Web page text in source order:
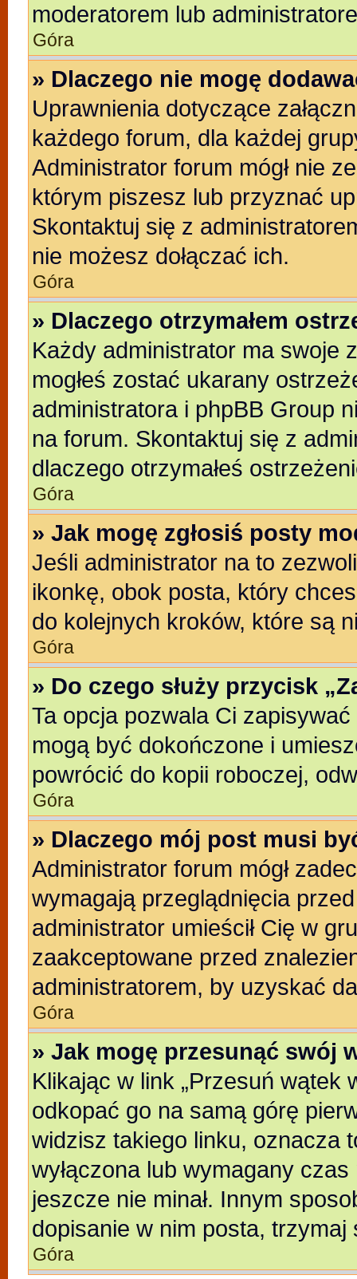
moderatorem lub
Góra
» Dlaczego nie mogę
Uprawnienia dotyczące
każdego forum, dla każdej
Administrator forum mógł nie
którym piszesz lub przyznać
Skontaktuj się z
nie możesz dołączać ich.
Góra
» Dlaczego otrzymałem
Każdy administrator ma swoje
mogłeś zostać ukarany
administratora i phpBB Group
na forum. Skontaktuj się z
dlaczego otrzymałeś
Góra
» Jak mogę zgłosiś posty
Jeśli administrator na to
ikonkę, obok posta, który
do kolejnych kroków, które są
Góra
» Do czego służy przycisk
Ta opcja pozwala Ci
mogą być dokończone i
powrócić do kopii roboczej,
Góra
» Dlaczego mój post musi
Administrator forum mógł
wymagają przeglądnięcia
administrator umieścił Cię w
zaakceptowane przed
administratorem, by uzyskać
Góra
» Jak mogę przesunąć swój
Klikając w link „Przesuń wątek
odkopać go na samą górę
widzisz takiego linku, oznacza
wyłączona lub wymagany
jeszcze nie minał. Innym
dopisanie w nim posta,
Góra